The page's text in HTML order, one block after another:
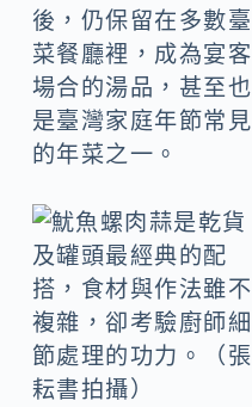
後，仍保留在多數臺
菜餐廳裡，成為宴客
場合的湯品，甚至也
是臺灣家庭年節常見
的年菜之一。